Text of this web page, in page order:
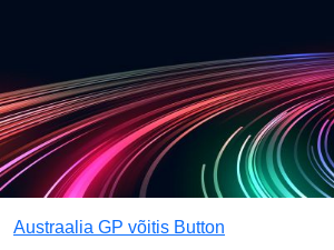
Austraalia GP võitis Button